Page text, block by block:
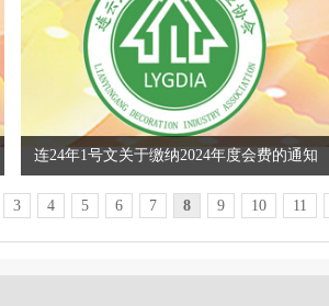
连24年1号文关于缴纳2024年度会费的通知
3 4 5 6 7 8 9 10 11